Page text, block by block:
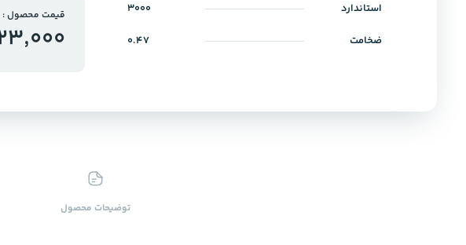
استاندارد 3000
ضخامت 0.47
قیمت محصول :
توضیحات محصول